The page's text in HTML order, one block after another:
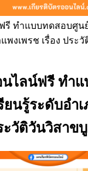
รี ทำแบบทดสอบศูน
พงเพรช เรื่อง ประ
นไลน์ฟรี ทำ
ยนรู้ระดับอำ
ะวัติวันวิสาข